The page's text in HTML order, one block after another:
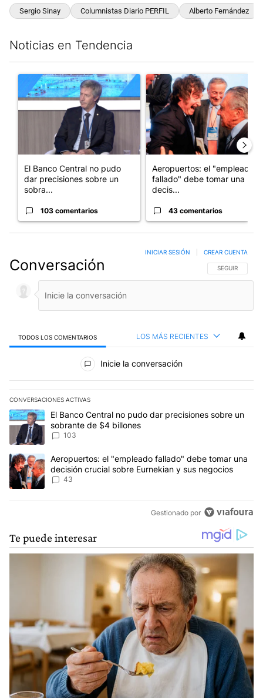
Sergio Sinay Columnistas Diario PERFIL Alberto Fernández
Noticias en Tendencia
Un artículo de tendencia con el título "El Banco Central no
El Banco Central no pudo
dar precisiones sobre un
sobra...
103 comentarios
Un artículo de tendencia con
Aeropuertos: el "empleado
fallado" debe tomar una
decis...
43 comentarios
Conversación SIGA ESTA
SEGUIR
INICIAR SESIÓN CREAR CUENTA
TODOS LOS COMENTARIOS LOS MÁS RECIENTES
Todos los comentarios
Inicie la conversación
CONVERSACIONES ACTIVAS
Este listado muestra los artículos con más comentarios en los
Un artículo de tendencia con el título "El Banco Central no pudo
El Banco Central no pudo dar precisiones sobre un
sobrante de $4 billones
103
Un artículo de tendencia con el título "Aeropuertos: el
Aeropuertos: el "empleado fallado" debe tomar una
decisión crucial sobre Eurnekian y sus negocios
43
Gestionado por